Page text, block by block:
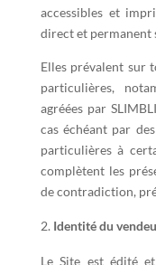
accessibles et
direct et permanent
Elles prévalent sur
particulières,
agréées par
cas échéant par
particulières à
complètent les
de contradiction,
Identité du
Le Site est édité